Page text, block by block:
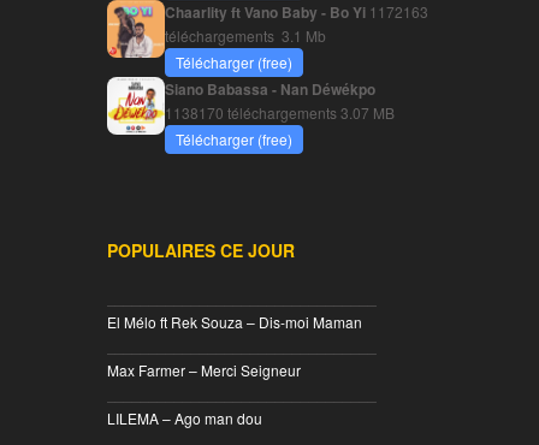
Chaarlity ft Vano Baby - Bo Yi 1172163
téléchargements 3.1 Mb
Télécharger (free)
Siano Babassa - Nan Déwékpo
1138170 téléchargements3.07 MB
Télécharger (free)
POPULAIRES CE JOUR
El Mélo ft Rek Souza – Dis-moi Maman
Max Farmer – Merci Seigneur
LILEMA – Ago man dou